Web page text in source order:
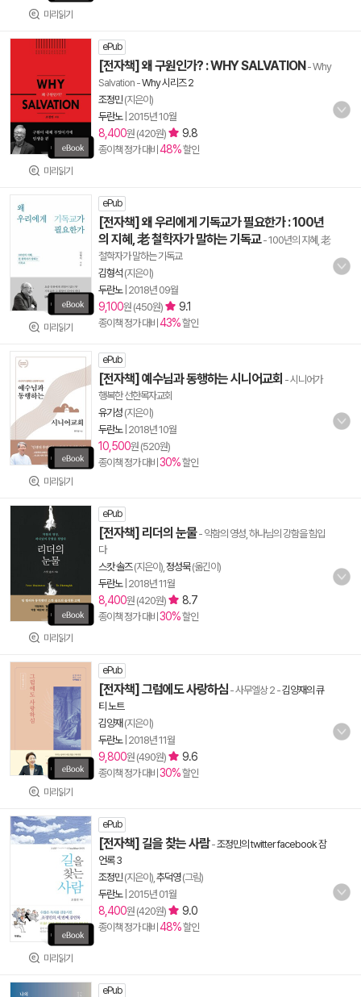
미리읽기
미리읽기
ePub
[전자책] 왜 구원인가? : WHY SALVATION - Why
Salvation -Why 시리즈 2
조정민(지은이)
두란노| 2015년 10월
8,400원 (420원) 9.8
종이책 정가 대비 48%할인
미리읽기
ePub
[전자책] 왜 우리에게 기독교가 필요한가 : 100년
의 지혜, 老 철학자가 말하는 기독교- 100년의 지혜, 老
철학자가 말하는 기독교
김형석 (지은이)
두란노| 2018년 09월
9,100원 (450원) 9.1
종이책 정가 대비 43%할인
미리읽기
ePub
[전자책] 예수님과 동행하는 시니어교회 - 시니어가
행복한 선한목자교회
유기성 (지은이)
두란노| 2018년 10월
10,500원 (520원)
종이책 정가 대비 30%할인
미리읽기
ePub
[전자책] 리더의 눈물- 약함의 영성, 하나님의 강함을 힘입
다
스캇 솔즈(지은이), 정성묵(옮긴이)
두란노| 2018년 11월
8,400원 (420원) 8.7
종이책 정가 대비 30%할인
미리읽기
ePub
[전자책] 그럼에도 사랑하심 - 사무엘상 2 -김양재의 큐
티 노트
김양재 (지은이)
두란노| 2018년 11월
9,800원 (490원) 9.6
종이책 정가 대비 30%할인
미리읽기
ePub
[전자책] 길을 찾는 사람-조정민의 twitter facebook 잠
언록 3
조정민(지은이), 추덕영(그림)
두란노| 2015년 01월
8,400원 (420원) 9.0
종이책 정가 대비 48%할인
ePub